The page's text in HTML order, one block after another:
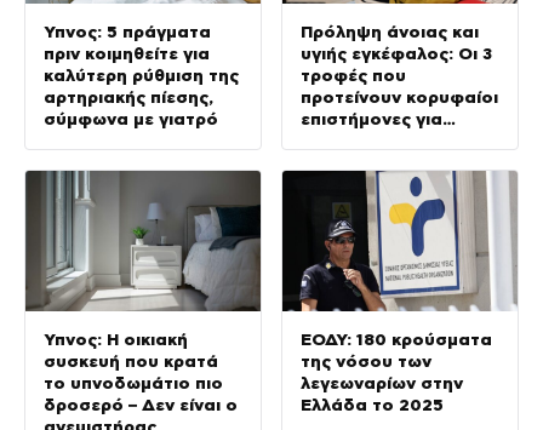
Ύπνος: 5 πράγματα
πριν κοιμηθείτε για
καλύτερη ρύθμιση της
αρτηριακής πίεσης,
σύμφωνα με γιατρό
Πρόληψη άνοιας και
υγιής εγκέφαλος: Οι 3
τροφές που
προτείνουν κορυφαίοι
επιστήμονες για
Ύπνος: Η οικιακή
συσκευή που κρατά
το υπνοδωμάτιο πιο
δροσερό – Δεν είναι ο
ΕΟΔΥ: 180 κρούσματα
της νόσου των
λεγεωναρίων στην
Ελλάδα το 2025